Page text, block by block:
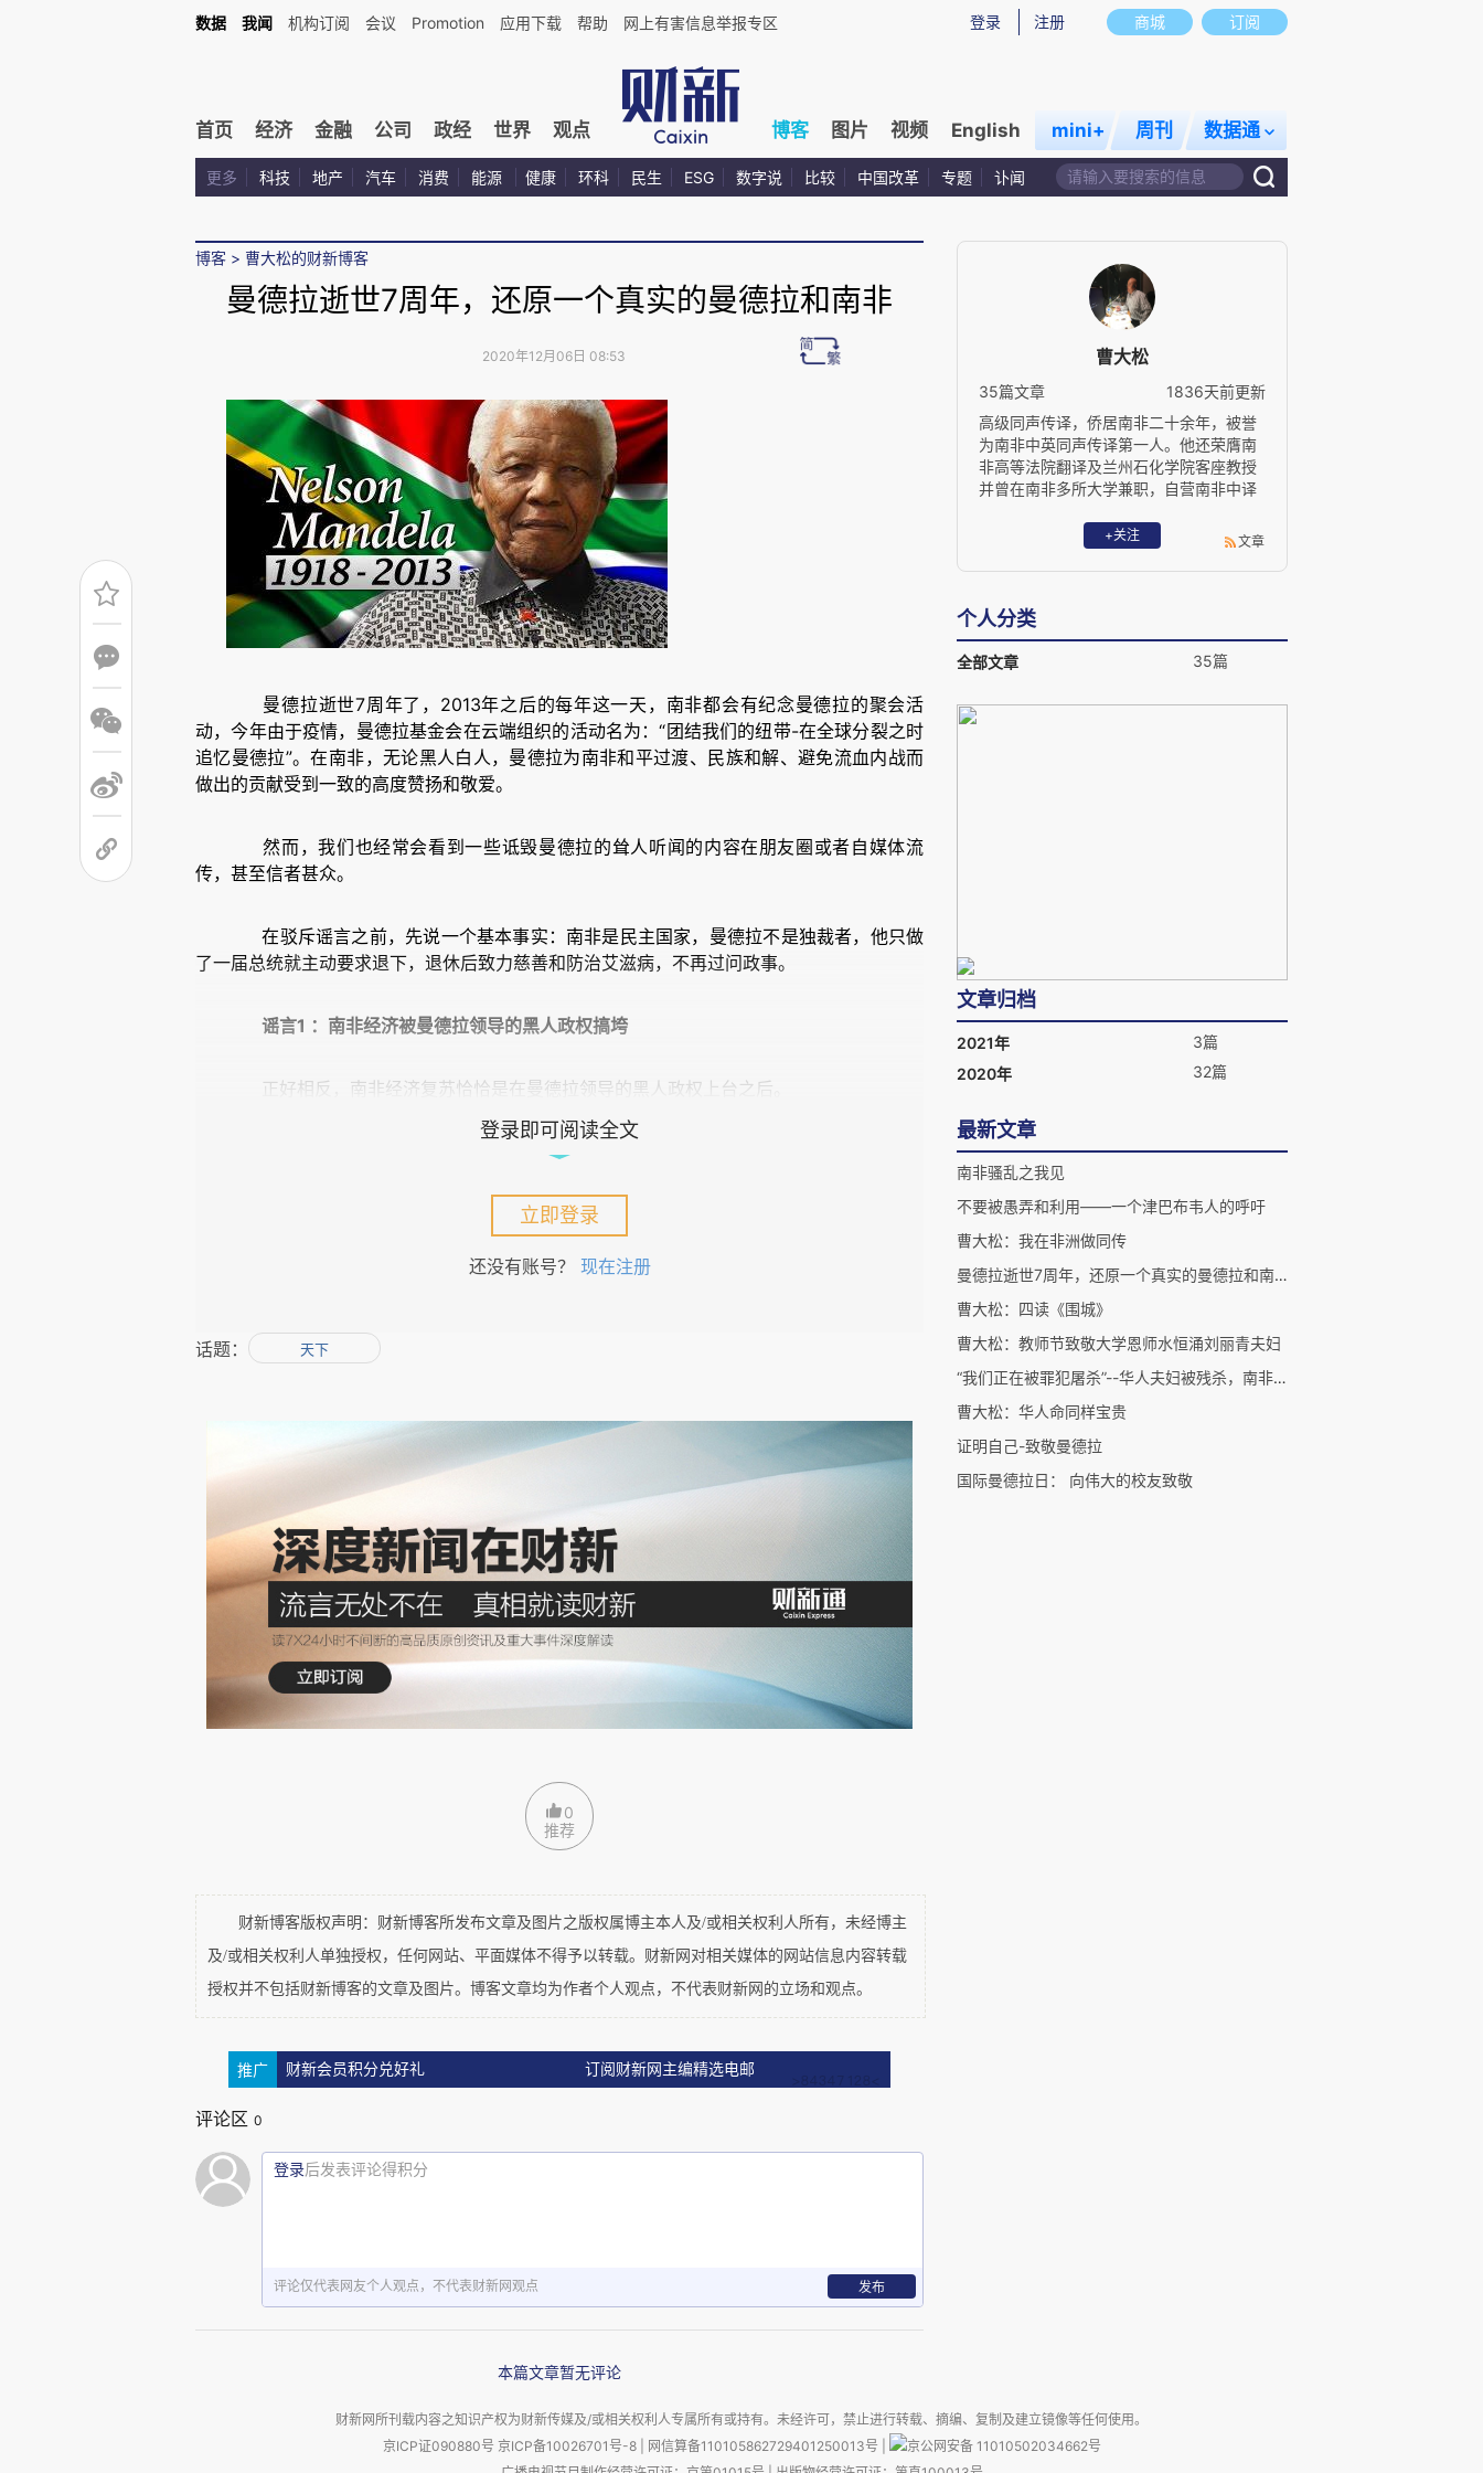
商城 订阅
登录 注册
数据 我闻 机构订阅 会议 Promotion 应用下载 帮助 网上有害信息举报专区
首页 经济 金融 公司 政经 世界 观点 博客 图片 视频 English mini+ 周刊 数据通
更多 科技 地产 汽车 消费 能源 健康 环科 民生 ESG 数字说 比较 中国改革 专题 讣闻
博客 > 曹大松的财新博客
曼德拉逝世7周年，还原一个真实的曼德拉和南非
2020年12月06日 08:53
曼德拉逝世7周年了，2013年之后的每年这一天，南非都会有纪念曼德拉的聚会活
动，今年由于疫情，曼德拉基金会在云端组织的活动名为：“团结我们的纽带-在全球分裂之时
追忆曼德拉”。在南非，无论黑人白人，曼德拉为南非和平过渡、民族和解、避免流血内战而
做出的贡献受到一致的高度赞扬和敬爱。
然而，我们也经常会看到一些诋毁曼德拉的耸人听闻的内容在朋友圈或者自媒体流
传，甚至信者甚众。
在驳斥谣言之前，先说一个基本事实：南非是民主国家，曼德拉不是独裁者，他只做
了一届总统就主动要求退下，退休后致力慈善和防治艾滋病，不再过问政事。
谣言1 ：南非经济被曼德拉领导的黑人政权搞垮
正好相反，南非经济复苏恰恰是在曼德拉领导的黑人政权上台之后。
想要知道真相的可以查一下那些年南非的经济数据：
我查了一下曼德拉总统任上（1994-1999）的GDP增长率，分别为1994年3.2%，
1995年3.1%，1996年4.3%，1997年2.6%，1998年0.5%，1999年2.4%，五年平均增长率为
3.2%。1994年到2012年，这18年南非GDP平均年增长率继续保持在3.2%。我们不妨也把曼
拉黑人政权搞垮的根据从何而来？
2013年-2018年，南非GDP平均增速为1.35%，但即便这五年，从数字比较也高过白人执政的
另外，既然提到祖马，再离题多啰嗦一句：曼德拉在罗本岛监狱期间，祖马也在罗本
岛坐牢十年，但是曼德拉在他的自传《漫漫自由路》中没有提过祖马一句，曼德拉一直看好的
是拉马福萨，在这本书中也多次暗示他是接班人，可是因为非国大其他元老不看好拉马福萨转
而顺应党内民意支持姆贝基。如果曼德拉真是大手一挥就说了算，拉马福萨二十年前就能成为
南非总统。1994年，未能成为非国大副主席而败给姆贝基的拉马福萨一气之下弃政从商，甚
至拒绝参加曼德拉的就职典礼。换句话说，南非并不是曼德拉想要怎样就能怎样，他连自己看
好的接班人都不能扶上马。
这是一篇在网上流传的文章标题，影响力似乎巨大。
但事实上，南非一直都是社会问题极为严重的发展中国家，只不过南非上世纪60-70
年代利用廉价黑人劳动力经济一度畸形发展，如果去除黑人4国（国际上并不承认）和13个被
分割的支离破碎的黑人家园的统计数字，人均GDP的确可以达到发达国家的标准，南非白人也
过着绝不亚于任何发达国家生活水平的生活，但这样的“一流国家”根本没有可持续性，所以到
这种“发达”国家的经济，建立在近80%的黑人廉价劳动力之上，但发展的蛋糕却轮不
到这些黑人分享。
张三1000万，李四1000元，人均就可达到500多万，除了说明贫富差距极大，两级分
如上段所述，曼德拉只执政一届，其实执政时期就把管理经济的大权交给了副总统姆
贝基，他连自己看好的接班人都未能劝进内阁。换言之，就是曼德拉他老人家真想把南非搞成
一个什么国家，他也没有被赋予那个权力。祖马时代南非的严重贪腐问题，让曼德拉负责也不
谣言3： 曼德拉主动放弃了南非自主研发的核武器
登录即可阅读全文
立即登录
还没有账号？ 现在注册
话题： 天下
0
推荐
财新博客版权声明：财新博客所发布文章及图片之版权属博主本人及/或相关权利人所有，未经博主
及/或相关权利人单独授权，任何网站、平面媒体不得予以转载。财新网对相关媒体的网站信息内容转载
授权并不包括财新博客的文章及图片。博客文章均为作者个人观点，不代表财新网的立场和观点。
推广 财新会员积分兑好礼 订阅财新网主编精选电邮
评论区 0
登录后发表评论得积分
评论仅代表网友个人观点，不代表财新网观点 发布
本篇文章暂无评论
曹大松
35篇文章
1836天前更新
高级同声传译，侨居南非二十余年，被誉
为南非中英同声传译第一人。他还荣膺南
非高等法院翻译及兰州石化学院客座教授
并曾在南非多所大学兼职，自营南非中译
学、兰州大学、南非金山大学，及美国夏
威夷大学等，公共管理硕士。
+关注 文章
个人分类
全部文章 35篇
文章归档
2021年
3篇
2020年
32篇
最新文章
南非骚乱之我见
不要被愚弄和利用——一个津巴布韦人的呼吁
曹大松：我在非洲做同传
曼德拉逝世7周年，还原一个真实的曼德拉和南非
曹大松：四读《围城》
曹大松：教师节致敬大学恩师水恒涌刘丽青夫妇
“我们正在被罪犯屠杀”--华人夫妇被残杀，南非华人社区上书总统请愿
曹大松：华人命同样宝贵
证明自己-致敬曼德拉
国际曼德拉日： 向伟大的校友致敬
财新网所刊载内容之知识产权为财新传媒及/或相关权利人专属所有或持有。未经许可，禁止进行转载、摘编、复制及建立镜像等任何使用。
京ICP证090880号 京ICP备10026701号-8 网信算备110105862729401250013号
京公网安备 11010502034662号